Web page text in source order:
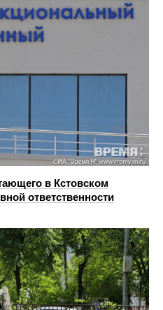
в Кстовском
ответственности